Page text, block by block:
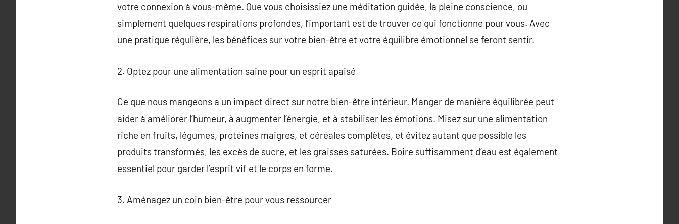
votre connexion à vous-même. Que vous choisissiez une méditation guidée, la pleine conscience, ou
simplement quelques respirations profondes, l’important est de trouver ce qui fonctionne pour vous. Avec
une pratique régulière, les bénéfices sur votre bien-être et votre équilibre émotionnel se feront sentir.
2. Optez pour une alimentation saine pour un esprit apaisé
Ce que nous mangeons a un impact direct sur notre bien-être intérieur. Manger de manière équilibrée peut
aider à améliorer l’humeur, à augmenter l’énergie, et à stabiliser les émotions. Misez sur une alimentation
riche en fruits, légumes, protéines maigres, et céréales complètes, et évitez autant que possible les
produits transformés, les excès de sucre, et les graisses saturées. Boire suffisamment d’eau est également
essentiel pour garder l’esprit vif et le corps en forme.
3. Aménagez un coin bien-être pour vous ressourcer